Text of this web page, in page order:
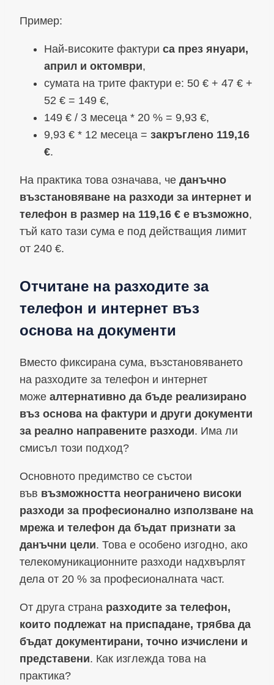
Пример:
Най-високите фактури са през януари,
април и октомври,
сумата на трите фактури е: 50 € + 47 € +
52 € = 149 €,
149 € / 3 месеца * 20 % = 9,93 €,
9,93 € * 12 месеца = закръглено 119,16
€.
На практика това означава, че данъчно
възстановяване на разходи за интернет и
телефон в размер на 119,16 € е възможно,
тъй като тази сума е под действащия лимит
от 240 €.
Отчитане на разходите за
телефон и интернет въз
основа на документи
Вместо фиксирана сума, възстановяването
на разходите за телефон и интернет
може алтернативно да бъде реализирано
въз основа на фактури и други документи
за реално направените разходи. Има ли
смисъл този подход?
Основното предимство се състои
във възможността неограничено високи
разходи за професионално използване на
мрежа и телефон да бъдат признати за
данъчни цели. Това е особено изгодно, ако
телекомуникационните разходи надхвърлят
дела от 20 % за професионалната част.
От друга страна разходите за телефон,
които подлежат на приспадане, трябва да
бъдат документирани, точно изчислени и
представени. Как изглежда това на
практика?